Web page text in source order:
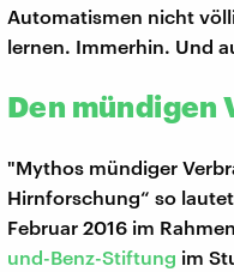
Automatismen nicht
lernen. Immerhin. Und
Den mündigen
"Mythos mündiger
Hirnforschung“ so
Februar 2016 im
und-Benz-Stiftung im